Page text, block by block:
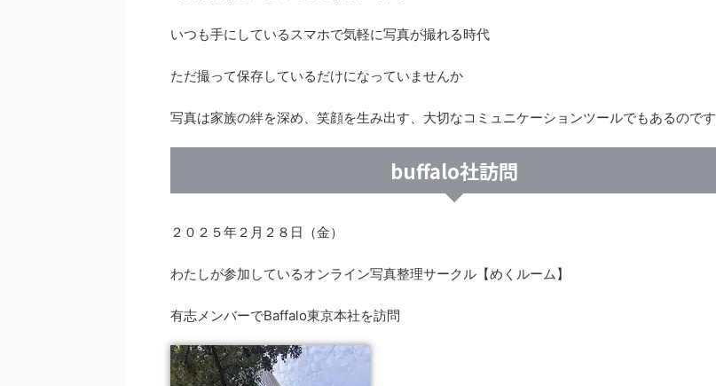
いつも手にしているスマホで気軽に写真が撮れる時代
ただ撮って保存しているだけになっていませんか
写真は家族の絆を深め、笑顔を生み出す、大切なコミュニケーションツールでもあるのです
buffalo社訪問
２０２５年２月２８日（金）
わたしが参加しているオンライン写真整理サークル【めくルーム】
有志メンバーでBaffalo東京本社を訪問